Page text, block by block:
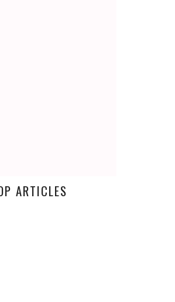
ARTICLES